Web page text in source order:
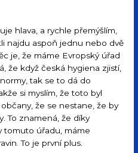
hlava, a rychle přemýšlím,
najdu aspoň jednu nebo dvě
je, že máme Evropský úřad
že když česká hygiena zjistí,
tak se to dá do
si myslím, že toto byl
že se nestane, že by
To znamená, že díky
tomuto úřadu, máme
To je první plus.